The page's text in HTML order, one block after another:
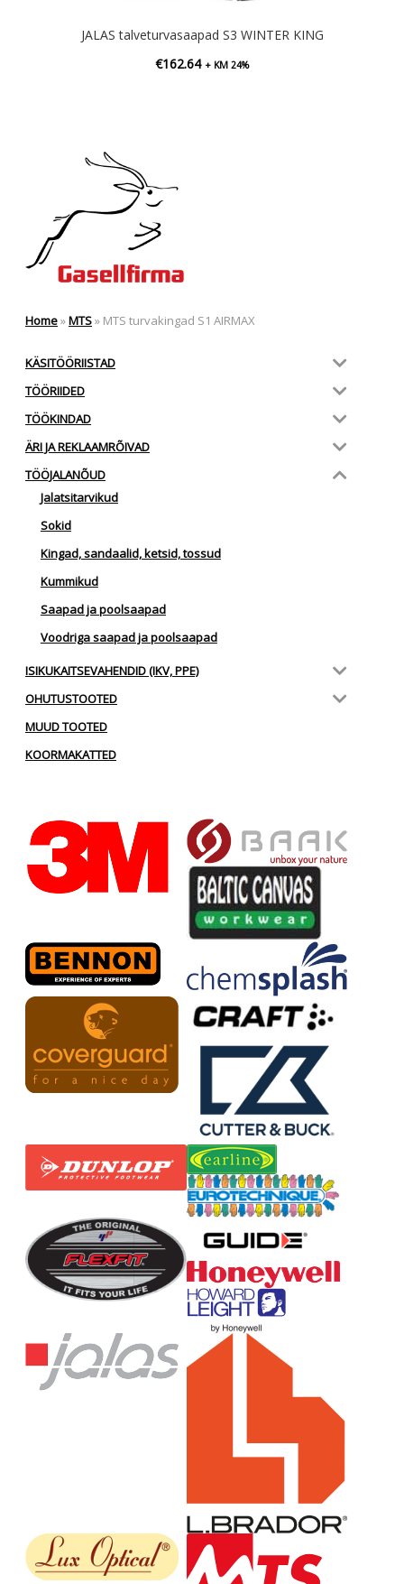
JALAS talveturvasaapad S3 WINTER KING
€162.64 + KM 24%
Home»MTS» MTS turvakingad S1 AIRMAX
KÄSITÖÖRIISTAD
TÖÖRIIDED
TÖÖKINDAD
ÄRI JA REKLAAMRÕIVAD
TÖÖJALANÕUD
Jalatsitarvikud
Sokid
Kingad, sandaalid, ketsid, tossud
Kummikud
Saapad ja poolsaapad
Voodriga saapad ja poolsaapad
ISIKUKAITSEVAHENDID (IKV, PPE)
OHUTUSTOOTED
MUUD TOOTED
KOORMAKATTED